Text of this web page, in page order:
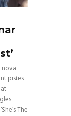
nova
pistes
The